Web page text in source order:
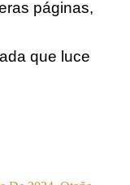
páginas,
que luce